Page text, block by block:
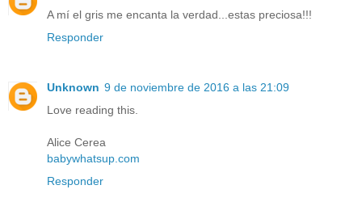
A mí el gris me encanta la verdad...estas preciosa!!!
Responder
Unknown 9 de noviembre de 2016 a las 21:09
Love reading this.
Alice Cerea
babywhatsup.com
Responder